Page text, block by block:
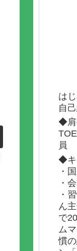
は
自
◆肩
員
◆キ
・
・
・
ん
で
ム
慣